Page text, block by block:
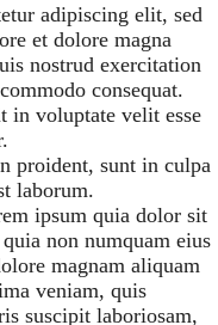
adipiscing elit, sed
et dolore magna
nostrud exercitation
consequat.
in voluptate velit esse
proident, sunt in culpa
laborum.
ipsum quia dolor sit
non numquam eius
magnam aliquam
veniam, quis
suscipit laboriosam,